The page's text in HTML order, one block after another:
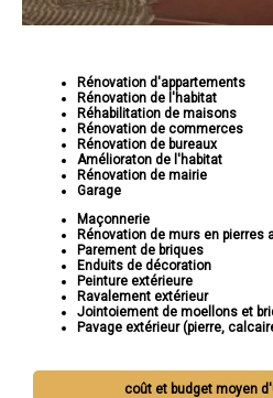
Rénovation d'appartements
Rénovation de l'habitat
Réhabilitation de maisons
Rénovation de commerces
Rénovation de bureaux
Amélioraton de l'habitat
Rénovation de mairie
Garage
Maçonnerie
Rénovation de murs en pierres
Parement de briques
Enduits de décoration
Peinture extérieure
Ravalement extérieur
Jointoiement de moellons et
Pavage extérieur (pierre,
coût et budget moyen